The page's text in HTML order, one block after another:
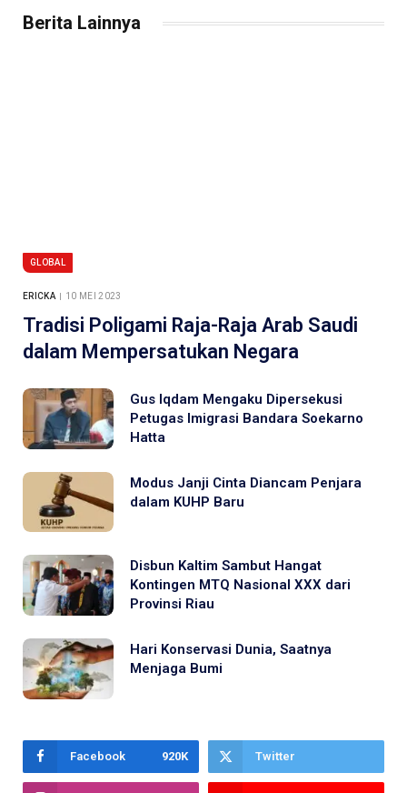
Berita Lainnya
GLOBAL
ERICKA 10 MEI 2023
Tradisi Poligami Raja-Raja Arab Saudi
dalam Mempersatukan Negara
Gus Iqdam Mengaku Dipersekusi
Petugas Imigrasi Bandara Soekarno
Hatta
Modus Janji Cinta Diancam Penjara
dalam KUHP Baru
Disbun Kaltim Sambut Hangat
Kontingen MTQ Nasional XXX dari
Provinsi Riau
Hari Konservasi Dunia, Saatnya
Menjaga Bumi
Facebook 920K Twitter